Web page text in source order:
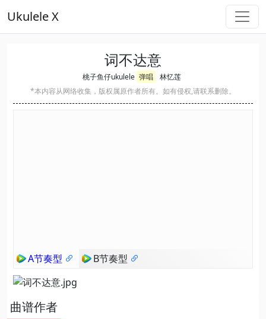
Ukulele X
词不达意
桃子鱼仔ukulele 弹唱
林忆莲
*本内容从网络收集，版权属原作者所有。如有侵权,请联系删除。
A节奏型 B节奏型
曲谱作者